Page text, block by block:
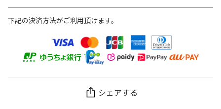
下記の決済方法がご利用頂けます。
シェアする